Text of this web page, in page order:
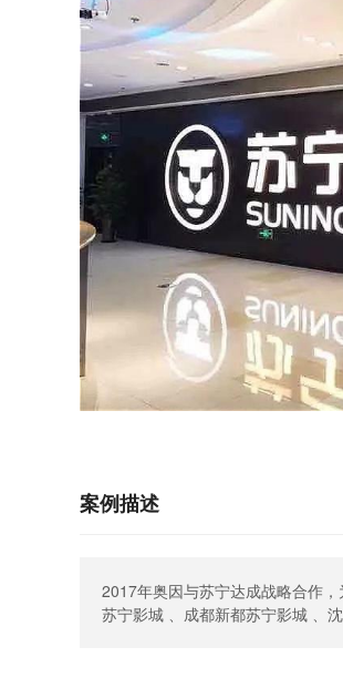
案例描述
2017年奥因与苏宁达成战略合作
苏宁影城 、成都新都苏宁影城 、